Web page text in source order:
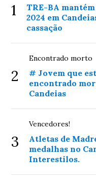
1
TRE-BA
2024 em
cassação
2
Encontrado morto
# Jovem que
encontrado
Candeias
3
Vencedores!
Atletas de
medalhas no
Interestilos.